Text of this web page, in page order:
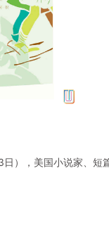
），美国小说家、短